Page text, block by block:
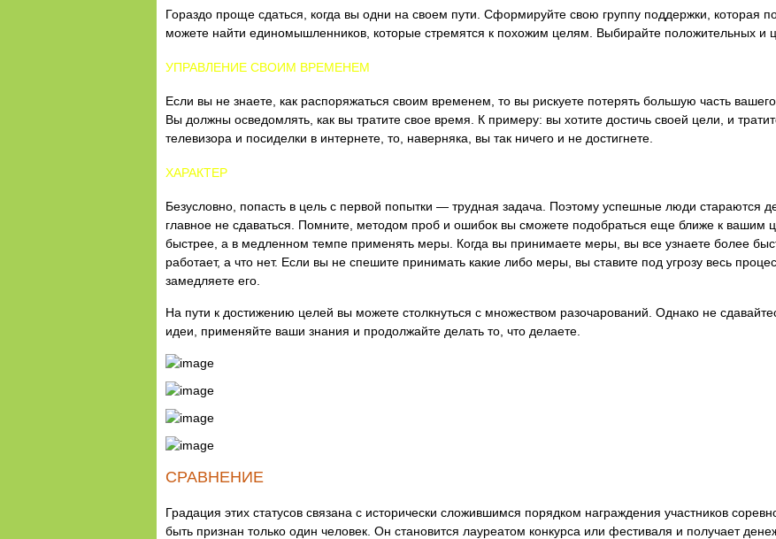
Гораздо проще сдаться, когда вы одни на своем пути. Сформируйте свою группу поддержки, которая
можете найти единомышленников, которые стремятся к похожим целям. Выбирайте положительных и
УПРАВЛЕНИЕ СВОИМ ВРЕМЕНЕМ
Если вы не знаете, как распоряжаться своим временем, то вы рискуете потерять большую часть
Вы должны осведомлять, как вы тратите свое время. К примеру: вы хотите достичь своей цели, и
телевизора и посиделки в интернете, то, наверняка, вы так ничего и не достигнете.
ХАРАКТЕР
Безусловно, попасть в цель с первой попытки — трудная задача. Поэтому успешные люди стараются
главное не сдаваться. Помните, методом проб и ошибок вы сможете подобраться еще ближе к вашим
быстрее, а в медленном темпе применять меры. Когда вы принимаете меры, вы все узнаете более
работает, а что нет. Если вы не спешите принимать какие либо меры, вы ставите под угрозу весь
замедляете его.
На пути к достижению целей вы можете столкнуться с множеством разочарований. Однако не
идеи, применяйте ваши знания и продолжайте делать то, что делаете.
СРАВНЕНИЕ
Градация этих статусов связана с исторически сложившимся порядком награждения участников
быть признан только один человек. Он становится лауреатом конкурса или фестиваля и получает